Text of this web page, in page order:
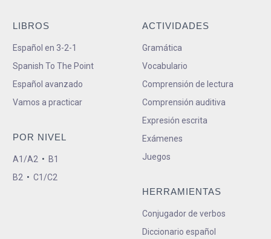
LIBROS
Español en 3-2-1
Spanish To The Point
Español avanzado
Vamos a practicar
POR NIVEL
A1/A2 • B1
B2 • C1/C2
ACTIVIDADES
Gramática
Vocabulario
Comprensión de lectura
Comprensión auditiva
Expresión escrita
Exámenes
Juegos
HERRAMIENTAS
Conjugador de verbos
Diccionario español